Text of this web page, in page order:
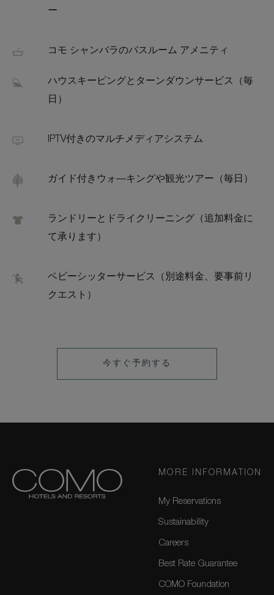
ー
コモ シャンバラのバスルーム アメニティ
ハウスキーピングとターンダウンサービス（毎
日）
IPTV付きのマルチメディアシステム
ガイド付きウォ―キングや観光ツアー（毎日）
ランドリーとドライクリーニング（追加料金に
て承ります）
ベビーシッターサービス（別途料金、要事前リ
クエスト）
LEARN
MORE
今すぐ予約する
MORE INFORMATION
My Reservations
Sustainability
Careers
Best Rate Guarantee
COMO Foundation